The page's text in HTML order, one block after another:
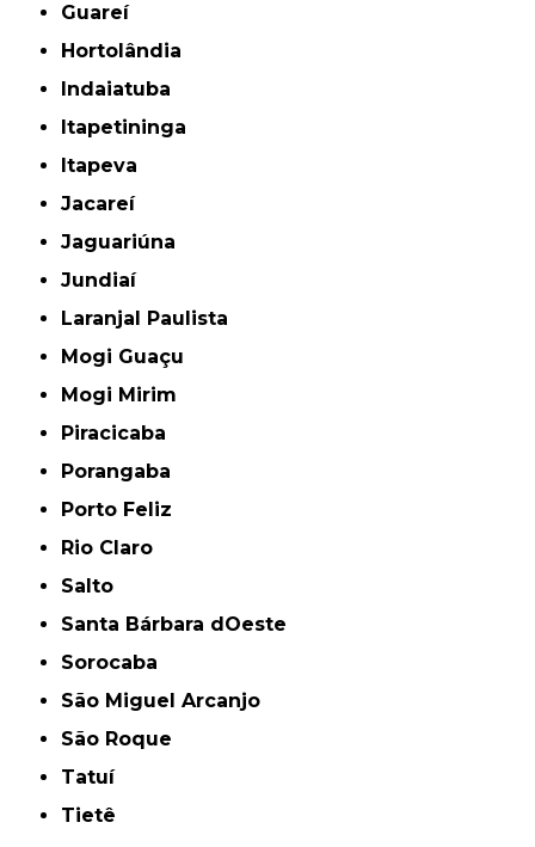
Guareí
Hortolândia
Indaiatuba
Itapetininga
Itapeva
Jacareí
Jaguariúna
Jundiaí
Laranjal Paulista
Mogi Guaçu
Mogi Mirim
Piracicaba
Porangaba
Porto Feliz
Rio Claro
Salto
Santa Bárbara dOeste
Sorocaba
São Miguel Arcanjo
São Roque
Tatuí
Tietê